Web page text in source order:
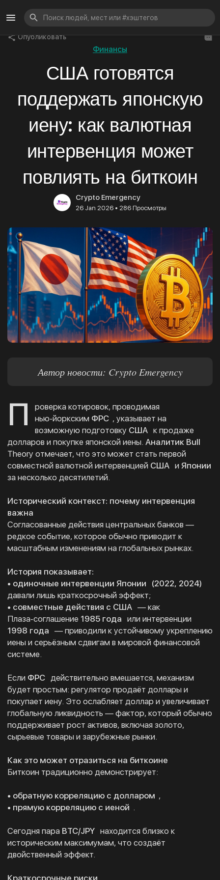
Опубликовать
Финансы
США готовятся
поддержать японскую
иену: как валютная
интервенция может
повлиять на биткоин
Crypto Emergency
26 Jan 2026 • 286 Просмотры
Автор новости: Crypto Emergency
П
роверка котировок, проводимая
нью‑йоркским ФРС , указывает на
возможную подготовку США к продаже
долларов и покупке японской иены. Аналитик Bull
Theory отмечает, что это может стать первой
совместной валютной интервенцией США и Японии
за несколько десятилетий.
Исторический контекст: почему интервенция
важна
Согласованные действия центральных банков —
редкое событие, которое обычно приводит к
масштабным изменениям на глобальных рынках.
История показывает:
• одиночные интервенции Японии
(2022, 2024)
давали лишь краткосрочный эффект;
• совместные действия с США — как
Плаза‑соглашение 1985 года или интервенции
1998 года — приводили к устойчивому укреплению
иены и серьёзным сдвигам в мировой финансовой
системе.
Если ФРС действительно вмешается, механизм
будет простым: регулятор продаёт доллары и
покупает иену. Это ослабляет доллар и увеличивает
глобальную ликвидность — фактор, который обычно
поддерживает рост активов, включая золото,
сырьевые товары и зарубежные рынки.
Как это может отразиться на биткоине
Биткоин традиционно демонстрирует:
• обратную корреляцию с долларом ,
• прямую корреляцию с иеной .
Сегодня пара BTC/JPY находится близко к
историческим максимумам, что создаёт
двойственный эффект.